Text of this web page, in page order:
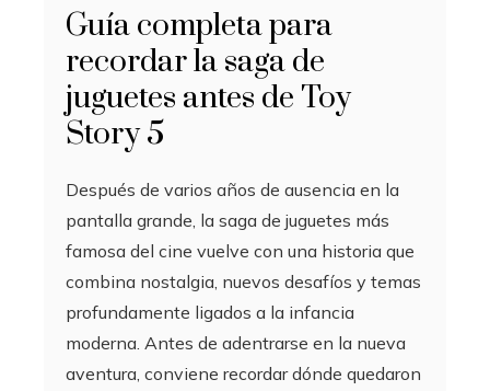
Guía completa para
recordar la saga de
juguetes antes de Toy
Story 5
Después de varios años de ausencia en la
pantalla grande, la saga de juguetes más
famosa del cine vuelve con una historia que
combina nostalgia, nuevos desafíos y temas
profundamente ligados a la infancia
moderna. Antes de adentrarse en la nueva
aventura, conviene recordar dónde quedaron